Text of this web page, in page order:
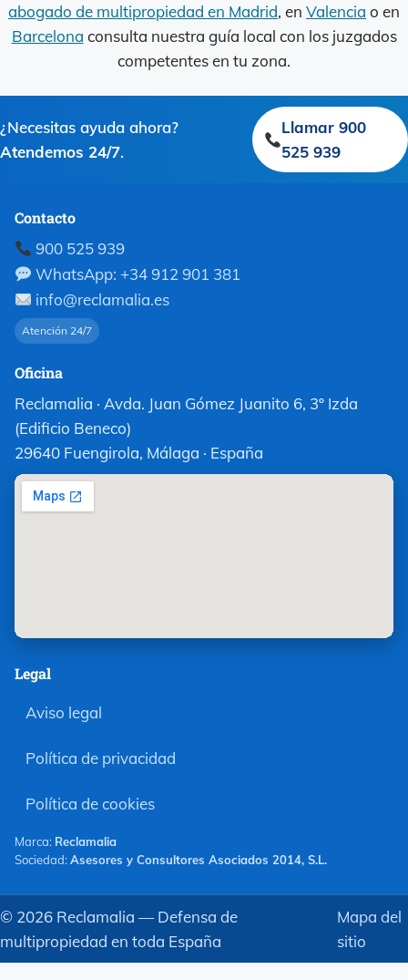
abogado de multipropiedad en Madrid, en Valencia o en
Barcelona consulta nuestra guía local con los juzgados
competentes en tu zona.
¿Necesitas ayuda ahora?
Atendemos 24/7.
Llamar 900
525 939
Contacto
900 525 939
WhatsApp: +34 912 901 381
info@reclamalia.es
Atención 24/7
Oficina
Reclamalia · Avda. Juan Gómez Juanito 6, 3º Izda
(Edificio Beneco)
29640 Fuengirola, Málaga · España
Legal
Aviso legal
Política de privacidad
Política de cookies
Marca: Reclamalia
Sociedad:Asesores y Consultores Asociados 2014, S.L.
© 2026 Reclamalia — Defensa de
multipropiedad en toda España
Mapa del
sitio